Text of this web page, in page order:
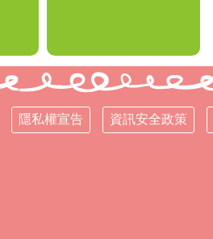
隱私權宣告 資訊安全政策